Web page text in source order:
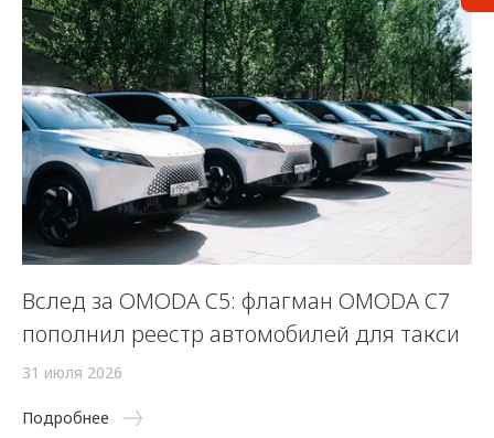
Вслед за OMODA C5: флагман OMODA C7
пополнил реестр автомобилей для такси
31 июля 2026
Подробнее